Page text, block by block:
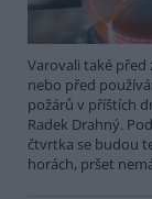
Varovali také před
nebo před
požárů v příštích
Radek Drahný.
čtvrtka se budou
horách, pršet